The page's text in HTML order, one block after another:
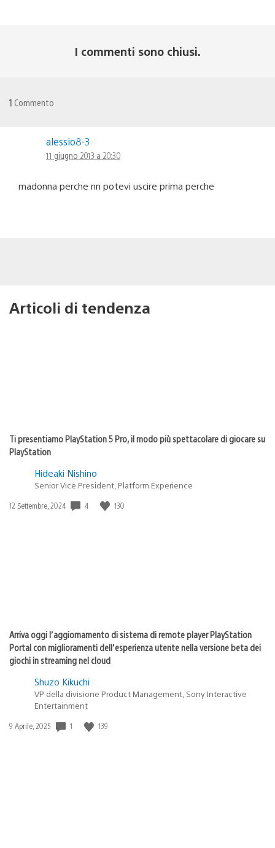
I commenti sono chiusi.
1 Commento
alessio8-3
11 giugno 2013 a 20:30
madonna perche nn potevi uscire prima perche
Articoli di tendenza
Ti presentiamo PlayStation 5 Pro, il modo più spettacolare di giocare su
PlayStation
Hideaki Nishino
Senior Vice President, Platform Experience
Data
12 Settembre, 2024 4 130
Arriva oggi l’aggiornamento di sistema di remote player PlayStation
Portal con miglioramenti dell’esperienza utente nella versione beta dei
giochi in streaming nel cloud
Shuzo Kikuchi
VP della divisione Product Management, Sony Interactive
Entertainment
Data
9 Aprile, 2025 1 139